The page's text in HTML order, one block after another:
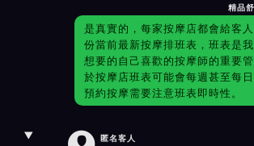
精品
是真實的，每家按摩店都會給客
份當前最新按摩排班表，班表是
想要的自己喜歡的按摩師的重要
於按摩店班表可能會每週甚至每日
預約按摩需要注意班表即時性。
匿名客人